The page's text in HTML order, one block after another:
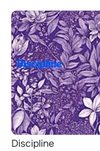
Discipline